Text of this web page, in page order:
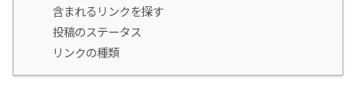
含まれるリンクを探す
投稿のステータス
リンクの種類